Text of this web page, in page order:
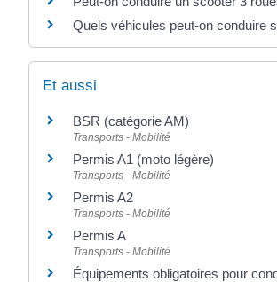
Quels véhicules peut-on conduire
Et aussi
BSR (catégorie AM)
Transports - Mobilité
Permis A1 (moto légère)
Transports - Mobilité
Permis A2
Transports - Mobilité
Permis A
Transports - Mobilité
Équipements obligatoires pour